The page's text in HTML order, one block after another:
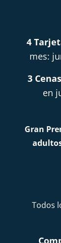
4
mes:
3
en
Gran
Todos